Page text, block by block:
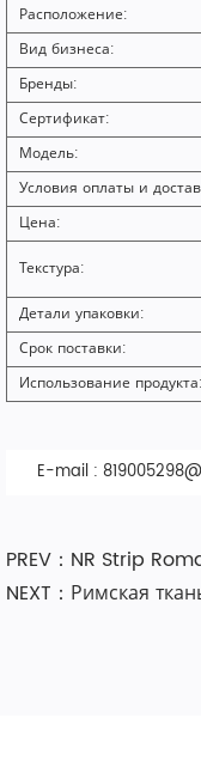
Расположение:
Вид бизнеса:
Бренды:
Сертификат:
Модель:
Условия оплаты и
Цена:
Текстура:
Детали упаковки:
Срок поставки:
Использование продукта:
E-mail :
PREV：NR Strip
NEXT：Римская